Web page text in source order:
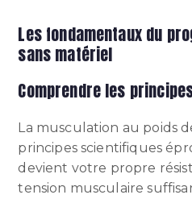
Les fondamentaux du
sans matériel
Comprendre les
La musculation au poids
principes scientifiques
devient votre propre
tension musculaire